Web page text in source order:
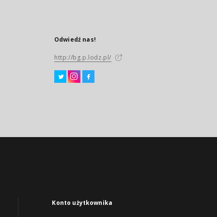
Odwiedź nas!
http://bg.p.lodz.pl/
Konto użytkownika